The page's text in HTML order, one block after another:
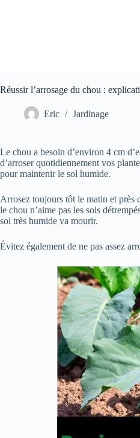
Réussir l’arrosage du chou :
Eric Jardinage
Le chou a besoin d’environ 4 cm
d’arroser quotidiennement vos
pour maintenir le sol humide.
Arrosez toujours tôt le matin et près
le chou n’aime pas les sols
sol très humide va mourir.
Évitez également de ne pas assez